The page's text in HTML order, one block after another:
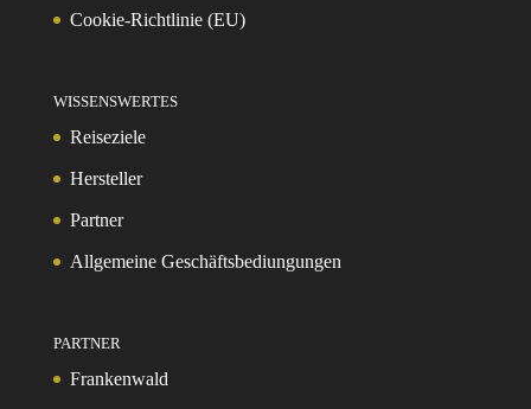
Cookie-Richtlinie (EU)
WISSENSWERTES
Reiseziele
Hersteller
Partner
Allgemeine Geschäftsbediungungen
PARTNER
Frankenwald